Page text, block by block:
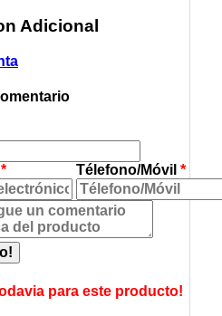
Adicional
* Télefono/Móvil*
para este producto!